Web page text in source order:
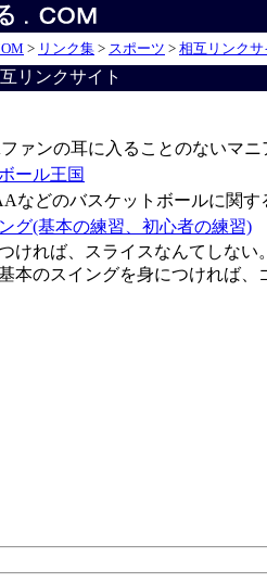
> リンク集 > スポーツ > 相互リンクサ
リンクサイト
ァンの耳に入ることのないマ
ール王国
などのバスケットボールに関す
グ(基本の練習、初心者の練習)
ければ、スライスなんてしない
本のスイングを身につければ